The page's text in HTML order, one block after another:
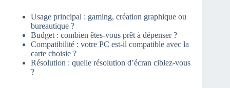
Usage principal : gaming, création graphique ou
bureautique ?
Budget : combien êtes-vous prêt à dépenser ?
Compatibilité : votre PC est-il compatible avec la
carte choisie ?
Résolution : quelle résolution d’écran ciblez-vous
?